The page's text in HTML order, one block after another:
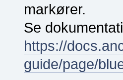
markører.
Se
https://
guide/page/